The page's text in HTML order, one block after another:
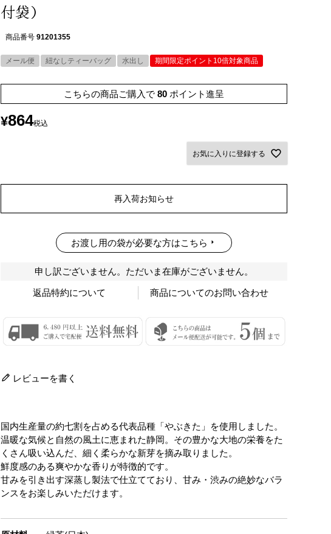
付袋）
商品番号 91201355
メール便 紐なしティーバッグ 水出し 期間限定ポイント10倍対象商品
こちらの商品ご購入で 80 ポイント進呈
¥864税込
お気に入りに登録する
再入荷お知らせ
お渡し用の袋が必要な方はこちら
申し訳ございません。ただいま在庫がございません。
返品特約について 商品についてのお問い合わせ
レビューを書く
国内生産量の約七割を占める代表品種「やぶきた」を使用しました。
温暖な気候と自然の風土に恵まれた静岡。その豊かな大地の栄養をた
くさん吸い込んだ、細く柔らかな新芽を摘み取りました。
鮮度感のある爽やかな香りが特徴的です。
甘みを引き出す深蒸し製法で仕立てており、甘み・渋みの絶妙なバラ
ンスをお楽しみいただけます。